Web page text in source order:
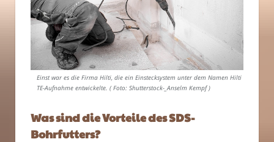
Einst war es die Firma Hilti, die ein Einstecksystem unter dem Namen Hilti
TE-Aufnahme entwickelte. ( Foto: Shutterstock-_Anselm Kempf )
Was sind die Vorteile des SDS-
Bohrfutters?